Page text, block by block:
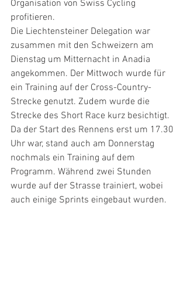
Organisation von Swiss Cycling
profitieren.
Die Liechtensteiner Delegation war
zusammen mit den Schweizern am
Dienstag um Mitternacht in Anadia
angekommen. Der Mittwoch wurde für
ein Training auf der Cross-Country-
Strecke genutzt. Zudem wurde die
Strecke des Short Race kurz besichtigt.
Da der Start des Rennens erst um 17.30
Uhr war, stand auch am Donnerstag
nochmals ein Training auf dem
Programm. Während zwei Stunden
wurde auf der Strasse trainiert, wobei
auch einige Sprints eingebaut wurden.